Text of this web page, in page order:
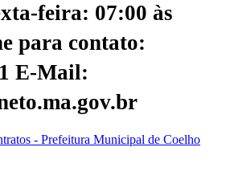
feira: 07:00 às
para contato:
E-Mail:
- Prefeitura Municipal de Coelho